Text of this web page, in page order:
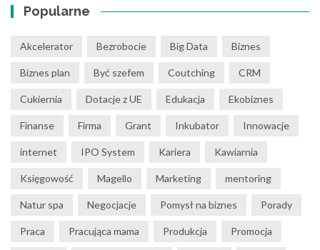
Popularne
Akcelerator Bezrobocie Big Data Biznes
Biznes plan Być szefem Coutching CRM
Cukiernia Dotacje z UE Edukacja Ekobiznes
Finanse Firma Grant Inkubator Innowacje
internet IPO System Kariera Kawiarnia
Księgowość Magello Marketing mentoring
Natur spa Negocjacje Pomysł na biznes Porady
Praca Pracująca mama Produkcja Promocja